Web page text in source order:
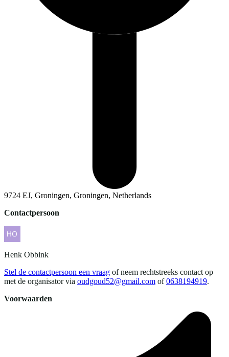
9724 EJ, Groningen, Groningen, Netherlands
Contactpersoon
Henk Obbink
Stel de contactpersoon een vraag of neem rechtstreeks contact op
met de organisator via oudgoud52@gmail.com of 0638194919.
Voorwaarden